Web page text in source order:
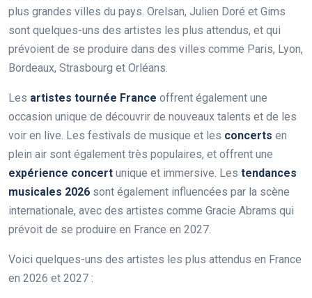
plus grandes villes du pays. Orelsan, Julien Doré et Gims
sont quelques-uns des artistes les plus attendus, et qui
prévoient de se produire dans des villes comme Paris, Lyon,
Bordeaux, Strasbourg et Orléans.
Les artistes tournée France offrent également une
occasion unique de découvrir de nouveaux talents et de les
voir en live. Les festivals de musique et les concerts en
plein air sont également très populaires, et offrent une
expérience concert unique et immersive. Les tendances
musicales 2026 sont également influencées par la scène
internationale, avec des artistes comme Gracie Abrams qui
prévoit de se produire en France en 2027.
Voici quelques-uns des artistes les plus attendus en France
en 2026 et 2027 :